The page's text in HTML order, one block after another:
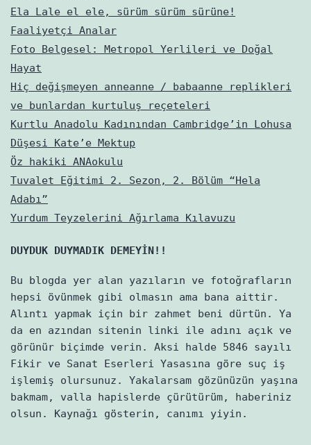
Ela Lale el ele, sürüm sürüm sürüne!
Faaliyetçi Analar
Foto Belgesel: Metropol Yerlileri ve Doğal
Hayat
Hiç değişmeyen anneanne / babaanne replikleri
ve bunlardan kurtuluş reçeteleri
Kurtlu Anadolu Kadınından Cambridge’in Lohusa
Düşesi Kate’e Mektup
Öz hakiki ANAokulu
Tuvalet Eğitimi 2. Sezon, 2. Bölüm “Hela
Adabı”
Yurdum Teyzelerini Ağırlama Kılavuzu
DUYDUK DUYMADIK DEMEYİN!!
Bu blogda yer alan yazıların ve fotoğrafların
hepsi övünmek gibi olmasın ama bana aittir.
Alıntı yapmak için bir zahmet beni dürtün. Ya
da en azından sitenin linki ile adını açık ve
görünür biçimde verin. Aksi halde 5846 sayılı
Fikir ve Sanat Eserleri Yasasına göre suç iş
işlemiş olursunuz. Yakalarsam gözünüzün yaşına
bakmam, valla hapislerde çürütürüm, haberiniz
olsun. Kaynağı gösterin, canımı yiyin.